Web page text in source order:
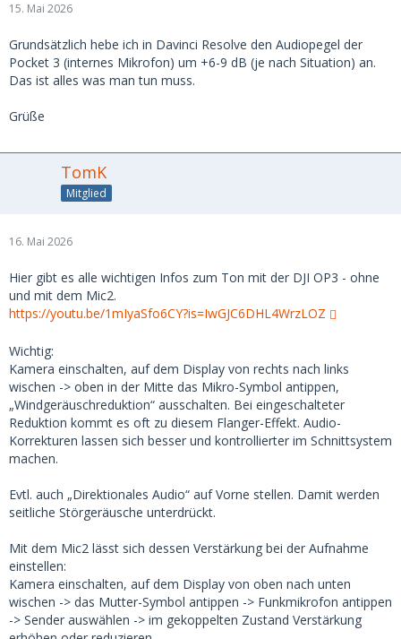
15. Mai 2026
Grundsätzlich hebe ich in Davinci Resolve den Audiopegel der
Pocket 3 (internes Mikrofon) um +6-9 dB (je nach Situation) an.
Das ist alles was man tun muss.
Grüße
TomK
Mitglied
16. Mai 2026
Hier gibt es alle wichtigen Infos zum Ton mit der DJI OP3 - ohne
und mit dem Mic2.
https://youtu.be/1mIyaSfo6CY?is=IwGJC6DHL4WrzLOZ
Wichtig:
Kamera einschalten, auf dem Display von rechts nach links
wischen -> oben in der Mitte das Mikro-Symbol antippen,
„Windgeräuschreduktion“ ausschalten. Bei eingeschalteter
Reduktion kommt es oft zu diesem Flanger-Effekt. Audio-
Korrekturen lassen sich besser und kontrollierter im Schnittsystem
machen.
Evtl. auch „Direktionales Audio“ auf Vorne stellen. Damit werden
seitliche Störgeräusche unterdrückt.
Mit dem Mic2 lässt sich dessen Verstärkung bei der Aufnahme
einstellen:
Kamera einschalten, auf dem Display von oben nach unten
wischen -> das Mutter-Symbol antippen -> Funkmikrofon antippen
-> Sender auswählen -> im gekoppelten Zustand Verstärkung